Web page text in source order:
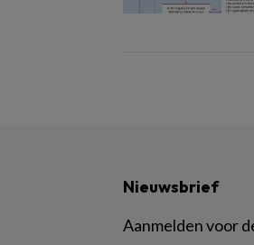
Nieuwsbrief
Aanmelden voor